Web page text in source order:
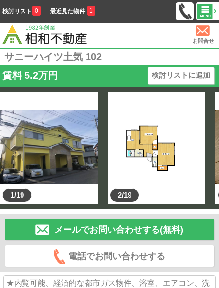
検討リスト 0 最近見た物件 1
お問合せ
サニーハイツ土気 102
賃料 5.2万円 検討リストに追加
1/19 2/19
メールでお問い合わせする(無料)
電話でお問い合わせする
★内覧可能、経済的な都市ガス物件、浴室、エアコン、洗